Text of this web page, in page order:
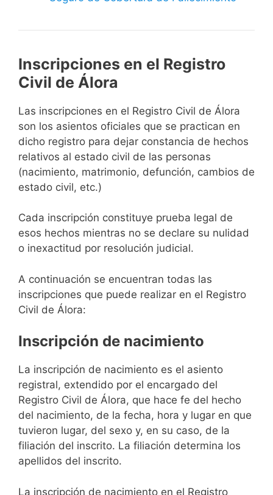
Inscripciones en el Registro
Civil de Álora
Las inscripciones en el Registro Civil de Álora
son los asientos oficiales que se practican en
dicho registro para dejar constancia de hechos
relativos al estado civil de las personas
(nacimiento, matrimonio, defunción, cambios de
estado civil, etc.)
Cada inscripción constituye prueba legal de
esos hechos mientras no se declare su nulidad
o inexactitud por resolución judicial.
A continuación se encuentran todas las
inscripciones que puede realizar en el Registro
Civil de Álora:
Inscripción de nacimiento
La inscripción de nacimiento es el asiento
registral, extendido por el encargado del
Registro Civil de Álora, que hace fe del hecho
del nacimiento, de la fecha, hora y lugar en que
tuvieron lugar, del sexo y, en su caso, de la
filiación del inscrito. La filiación determina los
apellidos del inscrito.
La inscripción de nacimiento en el Registro